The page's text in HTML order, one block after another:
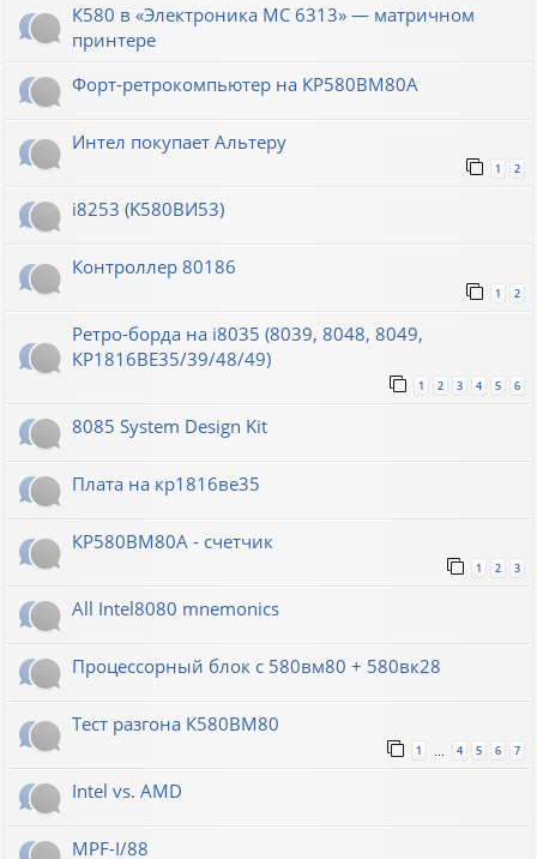
К580 в «Электроника МС 6313» — матричном
принтере
Форт-ретрокомпьютер на КР580ВМ80А
Интел покупает Альтеру
1 2
i8253 (K580ВИ53)
Контроллер 80186
1 2
Ретро-борда на i8035 (8039, 8048, 8049,
КР1816ВЕ35/39/48/49)
1 2 3 4 5 6
8085 System Design Kit
Плата на кр1816ве35
КР580ВМ80А - счетчик
1 2 3
All Intel8080 mnemonics
Процессорный блок с 580вм80 + 580вк28
Тест разгона К580ВМ80
1 … 4 5 6 7
Intel vs. AMD
MPF-I/88